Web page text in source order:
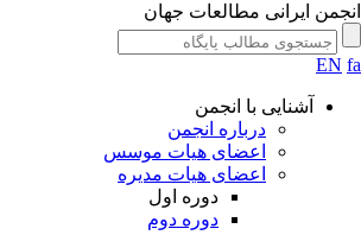
ایرانی مطالعات جهان
EN
آشنایی با انجمن
درباره انجمن
اعضای هیات موسس
اعضای هیات مدیره
دوره اول
دوره دوم